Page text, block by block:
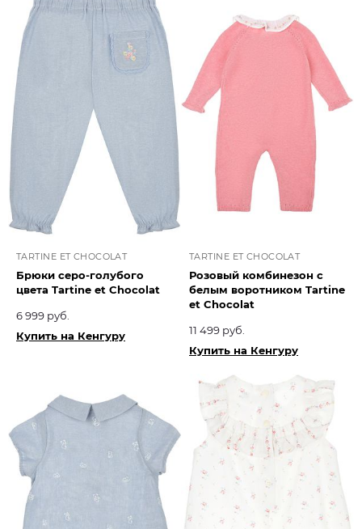
TARTINE ET CHOCOLAT
Брюки серо-голубого
цвета Tartine et Chocolat​
6 999 руб.
Купить на Кенгуру
TARTINE ET CHOCOLAT
Розовый комбинезон с
белым воротником Tartine
et Chocolat​
11 499 руб.
Купить на Кенгуру